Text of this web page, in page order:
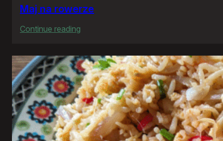
Maj na rowerze
Continue reading
na
rowerze